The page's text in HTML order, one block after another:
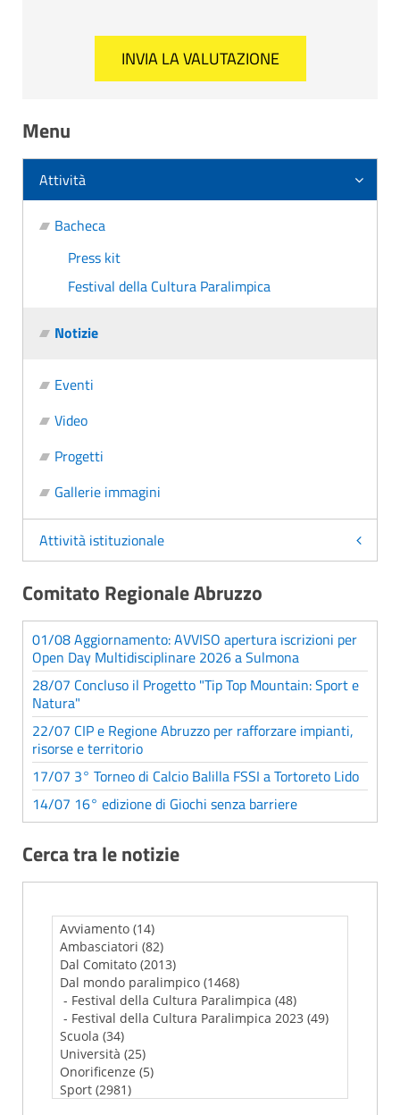
Menu
Attività
Bacheca
Press kit
Festival della Cultura Paralimpica
Notizie
Eventi
Video
Progetti
Gallerie immagini
Attività istituzionale
Comitato Regionale Abruzzo
01/08 Aggiornamento: AVVISO apertura iscrizioni per
Open Day Multidisciplinare 2026 a Sulmona
28/07 Concluso il Progetto "Tip Top Mountain: Sport e
Natura"
22/07 CIP e Regione Abruzzo per rafforzare impianti,
risorse e territorio
17/07 3° Torneo di Calcio Balilla FSSI a Tortoreto Lido
14/07 16° edizione di Giochi senza barriere
Cerca tra le notizie